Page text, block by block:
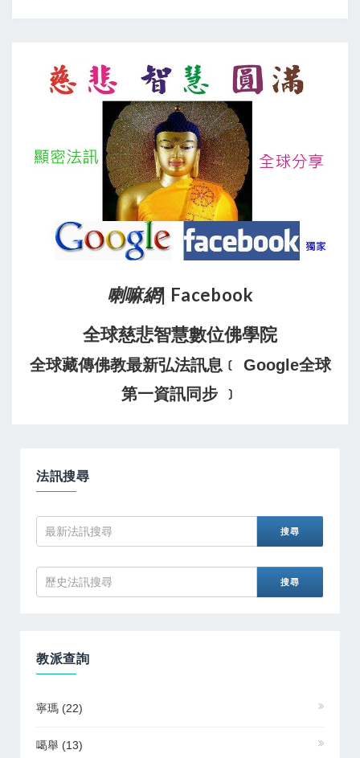
喇嘛網| Facebook
全球慈悲智慧數位佛學院
全球藏傳佛教最新弘法訊息﹝ Google全球
第一資訊同步 ﹞
法訊搜尋
教派查詢
寧瑪 (22)
噶舉 (13)